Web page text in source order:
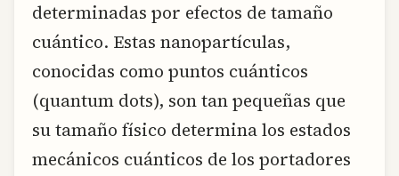
determinadas por efectos de tamaño
cuántico. Estas nanopartículas,
conocidas como puntos cuánticos
(quantum dots), son tan pequeñas que
su tamaño físico determina los estados
mecánicos cuánticos de los portadores